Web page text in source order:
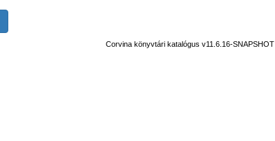
Corvina könyvtári katalógus v11.6.16-SNAPSHOT